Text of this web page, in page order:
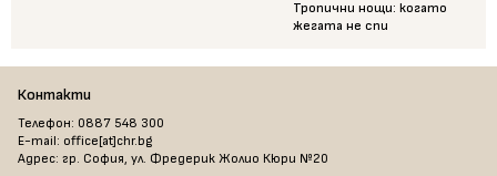
Тропични нощи: когато
жегата не спи
Контакти
Телефон: 0887 548 300
E-mail: office[at]chr.bg
Адрес: гр. София, ул. Фредерик Жолио Кюри №20